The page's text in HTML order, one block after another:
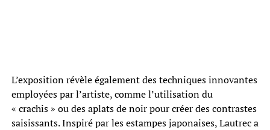
L’exposition révèle également des techniques innovantes
employées par l’artiste, comme l’utilisation du
« crachis » ou des aplats de noir pour créer des contrastes
saisissants. Inspiré par les estampes japonaises, Lautrec a